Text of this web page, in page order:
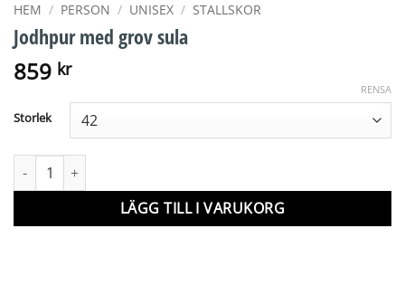
HEM / PERSON / UNISEX / STALLSKOR
Jodhpur med grov sula
859 kr
Storlek
RENSA
Jodhpur med grov sula mängd
LÄGG TILL I VARUKORG